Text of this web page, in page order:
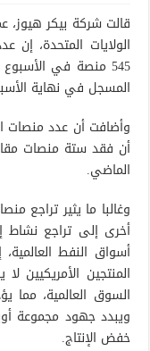
قالت شركة بيكر
الولايات المتحدة، إن
المسجل في نهاية الأسبوع
الماضي.
وغالبا ما يثير تراجع
أخرى إلى تراجع نشاط
أسواق النفط
المنتجين الأمريكيين
السوق العالمية، مما
ويبدد جهود مجموعة
خفض الإنتاج.